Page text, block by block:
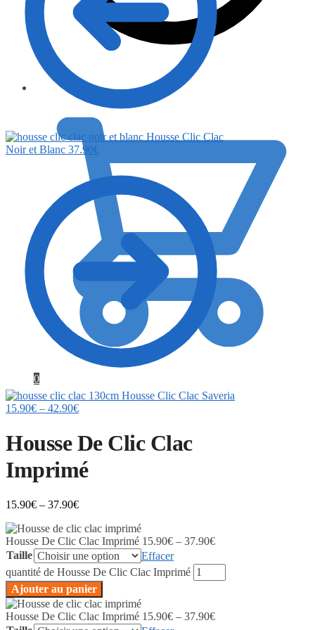
€
0
Housse Clic Clac
Noir et Blanc 37.90€
Housse Clic Clac Saveria
15.90€ – 42.90€
Housse De Clic Clac
Imprimé
15.90€ – 37.90€
Housse De Clic Clac Imprimé 15.90€ – 37.90€
Taille
Effacer
quantité de Housse De Clic Clac Imprimé
Ajouter au panier
Housse De Clic Clac Imprimé 15.90€ – 37.90€